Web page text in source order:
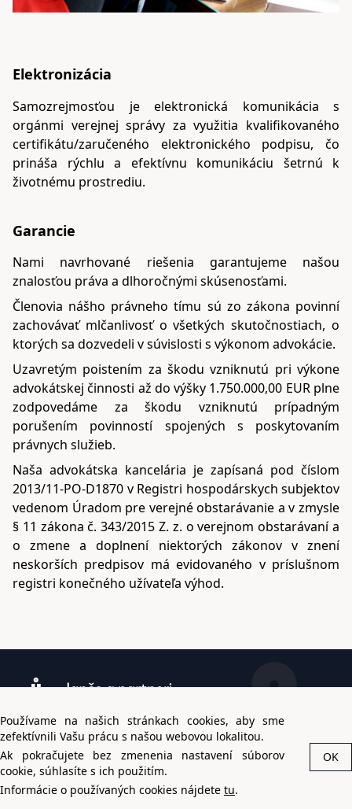
Elektronizácia
Samozrejmosťou je elektronická komunikácia s
orgánmi verejnej správy za využitia kvalifikovaného
certifikátu/zaručeného elektronického podpisu, čo
prináša rýchlu a efektívnu komunikáciu šetrnú k
životnému prostrediu.
Garancie
Nami navrhované riešenia garantujeme našou
znalosťou práva a dlhoročnými skúsenosťami.
Členovia nášho právneho tímu sú zo zákona povinní
zachovávať mlčanlivosť o všetkých skutočnostiach, o
ktorých sa dozvedeli v súvislosti s výkonom advokácie.
Uzavretým poistením za škodu vzniknutú pri výkone
advokátskej činnosti až do výšky 1.750.000,00 EUR plne
zodpovedáme za škodu vzniknutú prípadným
porušením povinností spojených s poskytovaním
právnych služieb.
Naša advokátska kancelária je zapísaná pod číslom
2013/11-PO-D1870 v Registri hospodárskych subjektov
vedenom Úradom pre verejné obstarávanie a v zmysle
§ 11 zákona č. 343/2015 Z. z. o verejnom obstarávaní a
o zmene a doplnení niektorých zákonov v znení
neskorších predpisov má evidovaného v príslušnom
registri konečného užívateľa výhod.
Ochrana súkromia
© Jančo a partneri 2026
Používame na našich stránkach cookies, aby sme
zefektívnili Vašu prácu s našou webovou lokalitou.
Ak pokračujete bez zmenenia nastavení súborov
cookie, súhlasíte s ich použitím.
Informácie o používaných cookies nájdete tu.
OK